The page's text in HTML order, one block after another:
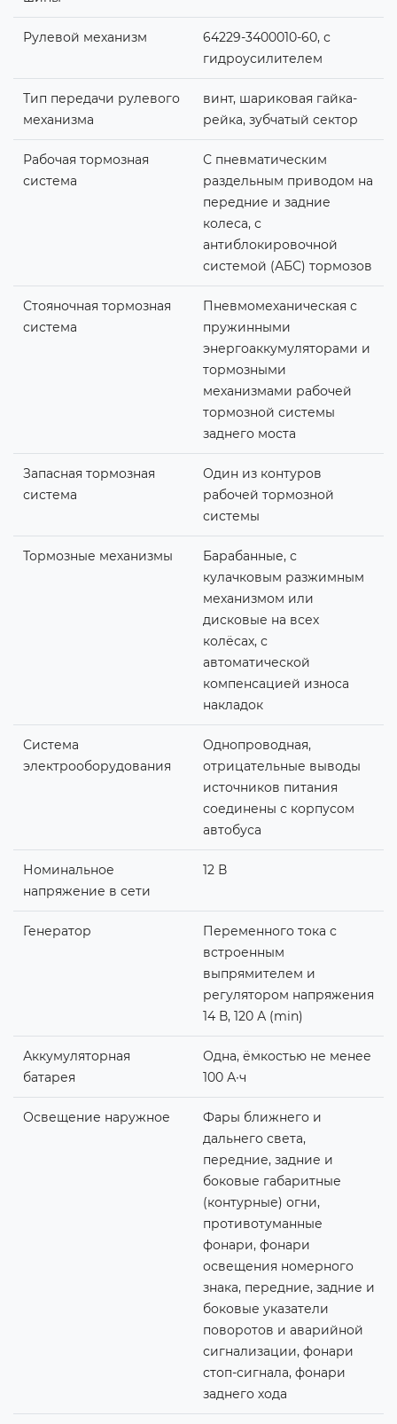
Рулевой механизм
64229-3400010-60, с
гидроусилителем
Тип передачи рулевого
механизма
винт, шариковая гайка-
рейка, зубчатый сектор
Рабочая тормозная
система
С пневматическим
раздельным приводом на
передние и задние
колеса, с
антиблокировочной
системой (АБС) тормозов
Стояночная тормозная
система
Пневмомеханическая с
пружинными
энергоаккумуляторами и
тормозными
механизмами рабочей
тормозной системы
заднего моста
Запасная тормозная
система
Один из контуров
рабочей тормозной
системы
Тормозные механизмы
Барабанные, с
кулачковым разжимным
механизмом или
дисковые на всех
колёсах, с
автоматической
компенсацией износа
накладок
Система
электрооборудования
Однопроводная,
отрицательные выводы
источников питания
соединены с корпусом
автобуса
Номинальное
напряжение в сети
12 В
Генератор
Переменного тока с
встроенным
выпрямителем и
регулятором напряжения
14 В, 120 А (min)
Аккумуляторная
батарея
Одна, ёмкостью не менее
100 А∙ч
Освещение наружное
Фары ближнего и
дальнего света,
передние, задние и
боковые габаритные
(контурные) огни,
противотуманные
фонари, фонари
освещения номерного
знака, передние, задние и
боковые указатели
поворотов и аварийной
сигнализации, фонари
стоп-сигнала, фонари
заднего хода